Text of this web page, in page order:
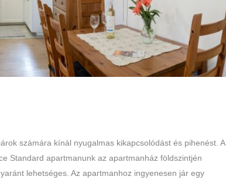
számára kínál nyugalmas kikapcsolódást és pihenést. A
Standard apartmanunk az apartmanház földszintjén
lehetséges. Az apartmanhoz ingyenesen jár egy